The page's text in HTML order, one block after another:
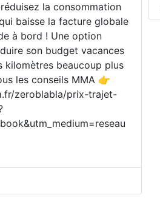
la consommation
baisse la facture globale
à bord ! Une option
son budget vacances
kilomètres beaucoup plus
les conseils MMA 👉
zeroblabla/prix-trajet-